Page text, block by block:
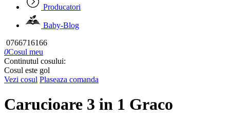
Producatori
Baby-Blog
0766716166
0Cosul meu
Continutul cosului:
Cosul este gol
Vezi cosul Plaseaza comanda
Carucioare 3 in 1 Graco